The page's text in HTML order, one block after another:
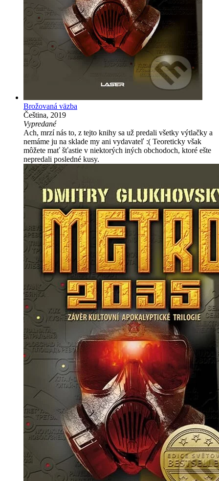
Brožovaná väzba
Čeština, 2019
Vypredané
Ach, mrzí nás to, z tejto knihy sa už predali všetky výtlačky a
nemáme ju na sklade my ani vydavateľ :( Teoreticky však
môžete mať šťastie v niektorých iných obchodoch, ktoré ešte
nepredali posledné kusy.